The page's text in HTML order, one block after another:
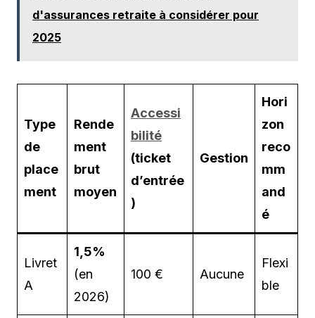
d'assurances retraite à considérer pour
2025
Type
de
place
ment
Rende
ment
brut
moyen
Accessi
bilité
(ticket
d’entrée
)
Gestion
Hori
zon
reco
mm
and
é
Livret
A
1,5%
(en
2026)
100 € Aucune
Flexi
ble